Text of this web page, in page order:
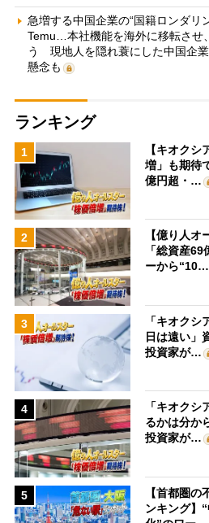
急増する中国企業の“国籍ロンダリ
Temu…本社機能を海外に移転させ
う 現地人を隠れ蓑にした中国企
懸念も
ランキング
1
【キオク
増」も期待
億円超・…
2
【億り人オ
「総資産
ーから“10…
3
「キオク
日は遠い」
投資家が…
4
「キオク
るかは分か
投資家が…
5
【首都圏
ンキング】